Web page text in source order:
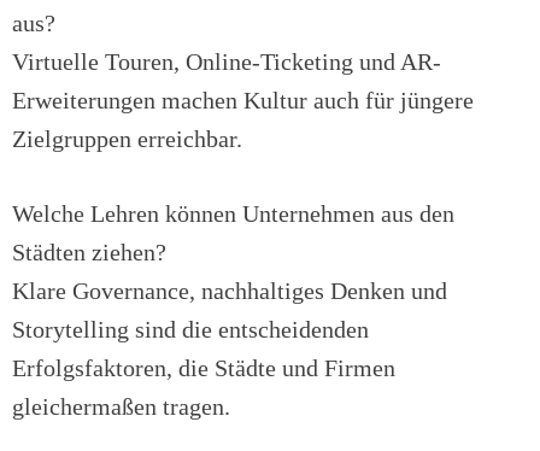
aus?
Virtuelle Touren, Online-Ticketing und AR-
Erweiterungen machen Kultur auch für jüngere
Zielgruppen erreichbar.
Welche Lehren können Unternehmen aus den
Städten ziehen?
Klare Governance, nachhaltiges Denken und
Storytelling sind die entscheidenden
Erfolgsfaktoren, die Städte und Firmen
gleichermaßen tragen.